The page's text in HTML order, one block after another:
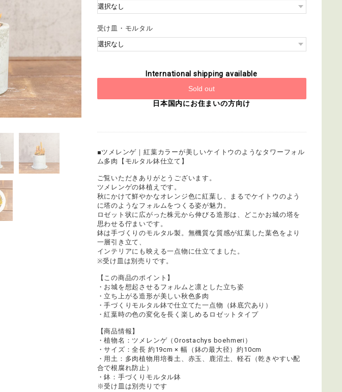
受け皿・モルタル
International shipping available
Sold out
日本国内にお住まいの方向け
■ツメレンゲ｜紅葉カラーが美しいケイトウのようなタワーフォル
ム多肉【モルタル鉢仕立て】
ご覧いただきありがとうございます。
ツメレンゲの鉢植えです。
秋にかけて鮮やかなオレンジ色に紅葉し、まるでケイトウのよう
に塔のようなフォルムをつくる姿が魅力。
ロゼット状に広がった株元から伸びる造形は、どこかお城の塔を
思わせる佇まいです。
鉢は手づくりのモルタル製。無機質な質感が紅葉した葉色をより
一層引き立て、
インテリアにも映える一点物に仕立てました。
※受け皿は別売りです。
【この商品のポイント】
・お城を想起させるフォルムと凛とした立ち姿
・立ち上がる造形が美しい秋色多肉
・手づくりモルタル鉢で仕立てた一点物（鉢底穴あり）
・紅葉時の色の変化を長く楽しめるロゼットタイプ
【商品情報】
・植物名：ツメレンゲ（Orostachys boehmeri）
・サイズ：全長 約19cm × 幅（鉢の最大径）約10cm
・用土：多肉植物用培養土、赤玉、鹿沼土、軽石（乾きやすい配
合で根腐れ防止）
・鉢：手づくりモルタル鉢
※受け皿は別売りです